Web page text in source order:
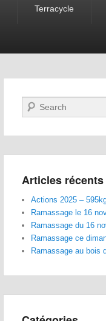
Terracycle
Recherche
Articles récents
Actions 2025 –
Ramassage le 16
Ramassage du 16
Ramassage ce
Ramassage au bois